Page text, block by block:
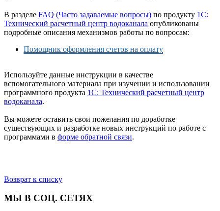
В разделе FAQ (Часто задаваемые вопросы) по продукту 1С:
Технический расчетный центр водоканала опубликованы
подробные описания механизмов работы по вопросам:
Помощник оформления счетов на оплату
Используйте данные инструкции в качестве
вспомогательного материала при изучении и использовании
программного продукта 1С: Технический расчетный центр
водоканала.
Вы можете оставить свои пожелания по доработке
существующих и разработке новых инструкций по работе с
программами в форме обратной связи.
Возврат к списку
МЫ В СОЦ. СЕТЯХ